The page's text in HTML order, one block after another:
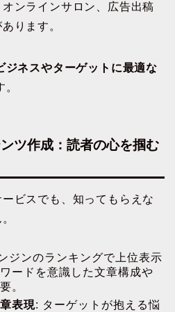
ンラインサロン、広告出稿
ります。
ジネスやターゲットに最適な
ツ作成：読者の心を掴む
ビスでも、知ってもらえな
ジンのランキングで上位表示
ードを意識した文章構成や
。
表現: ターゲットが抱える悩